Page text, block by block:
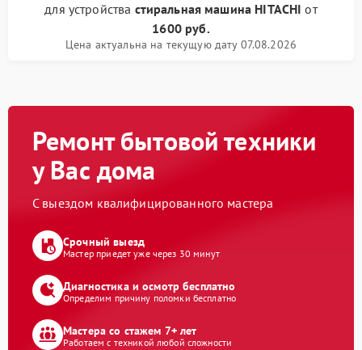
для устройства стиральная машина HITACHI от
1600 руб.
Цена актуальна на текущую дату 07.08.2026
Ремонт бытовой техники
у Вас дома
С выездом квалифицированного мастера
Срочный выезд
Мастер приедет уже через 30 минут
Диагностика и осмотр бесплатно
Определим причину поломки бесплатно
Мастера со стажем 7+ лет
Работаем с техникой любой сложности